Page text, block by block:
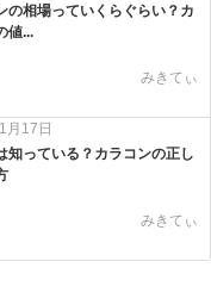
の相場っていくらぐらい？カ
値...
みきてぃ
月17日
知っている？カラコンの正し
みきてぃ